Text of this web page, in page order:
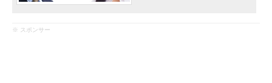
※ スポンサー